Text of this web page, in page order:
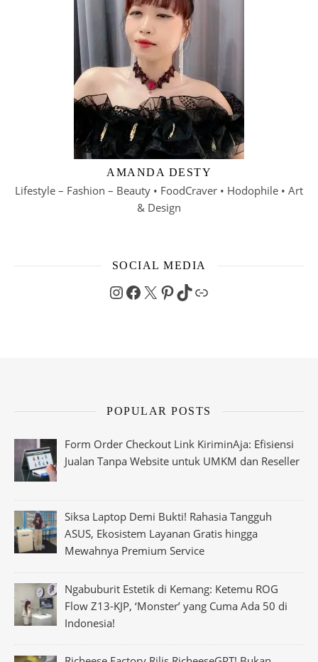
AMANDA DESTY
Lifestyle – Fashion – Beauty • FoodCraver • Hodophile • Art
& Design
SOCIAL MEDIA
Instagram
Facebook
X Pinterest
TikTok
Link
POPULAR POSTS
Form Order Checkout Link KiriminAja: Efisiensi
Jualan Tanpa Website untuk UMKM dan Reseller
Siksa Laptop Demi Bukti! Rahasia Tangguh
ASUS, Ekosistem Layanan Gratis hingga
Mewahnya Premium Service
Ngabuburit Estetik di Kemang: Ketemu ROG
Flow Z13-KJP, ‘Monster’ yang Cuma Ada 50 di
Indonesia!